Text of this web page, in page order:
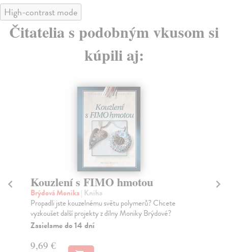
High-contrast mode
Čitatelia s podobným vkusom si
kúpili aj:
Kouzlení s FIMO hmotou
Brýdová Monika| Kniha
Propadli jste kouzelnému světu polymerů? Chcete
vyzkoušet další projekty z dílny Moniky Brýdové?
Zasielame do 14 dní
9,69 €